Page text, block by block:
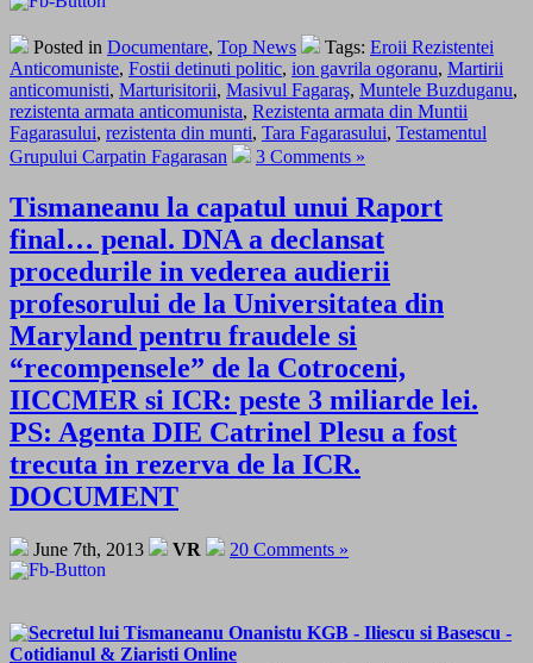
Posted in Documentare, Top News Tags: Eroii Rezistentei
Anticomuniste, Fostii detinuti politic, ion gavrila ogoranu, Martirii
anticomunisti, Marturisitorii, Masivul Fagaraş, Muntele Buzduganu,
rezistenta armata anticomunista, Rezistenta armata din Muntii
Fagarasului, rezistenta din munti, Tara Fagarasului, Testamentul
Grupului Carpatin Fagarasan
3 Comments »
Tismaneanu la capatul unui Raport
final… penal. DNA a declansat
procedurile in vederea audierii
profesorului de la Universitatea din
Maryland pentru fraudele si
“recompensele” de la Cotroceni,
IICCMER si ICR: peste 3 miliarde lei.
PS: Agenta DIE Catrinel Plesu a fost
trecuta in rezerva de la ICR.
DOCUMENT
June 7th, 2013 VR 20 Comments »